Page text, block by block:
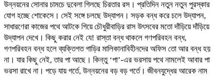
উন্নয়নের সোনার চামচে দুবেলা গিলছে চিরতার রস। প্রতিদিন নতুন নতুন পুরস্কার
যোগ হচ্ছে শোকেসে। সেই সঙ্গে চলছে উদ্‌যাপন। সড়ক বন্ধ করে চলে উদ্‌যাপন,
সাধারণেরা কাজের পথে আটকে গিয়ে চৌধুরীবাড়ির রাস উৎসবের মতো দাঁড়িয়ে দাঁড়িয়ে
উদ্‌যাপন দেখে। কিছু করার নেই যে! রাস্তা বন্ধ থাকলে গণপরিবহন বন্ধ,
গণপরিবহন বন্ধ হলে ব্যক্তিগত গাড়ির মালিকানাবিহীনদের অফিস তো আর বন্ধ হয়
না। যার কিছু নেই, তার পা আছে। কিন্তু ‘পা’-এর ভরসায় পথে নামলেই আবার পা
ভরসা রাখে না। পড়ে যায় গর্তে, উন্নয়নের বড় বড় গর্তে। জীবনযুদ্ধের আরেক নাম